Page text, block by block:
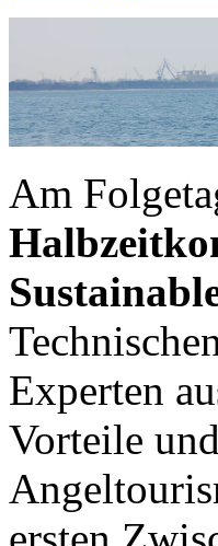
Am
Experten
Vorteile